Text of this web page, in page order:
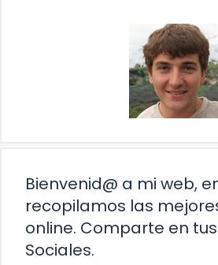
Bienvenid@ a mi web,
recopilamos las
online. Comparte en
Sociales.